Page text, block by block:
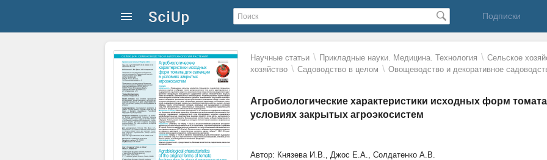
Подписки
Научные статьи \ Прикладные науки. Медицина. Технология \ Сельское
хозяйство \ Садоводство в целом \ Овощеводство и декоративное
Агробиологические характеристики исходных форм
условиях закрытых агроэкосистем
Автор: Князева И.В., Джос Е.А., Солдатенко А.В.